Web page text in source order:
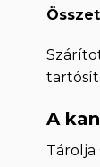
A
Tárolja